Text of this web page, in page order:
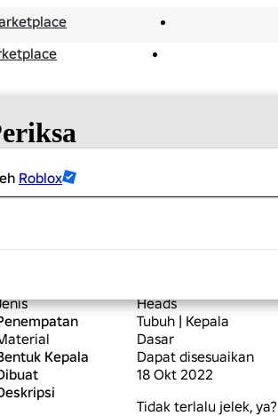
Roblox
Heads
Tubuh | Kepala
Dasar
Kepala
Dapat disesuaikan
18 Okt 2022
Tidak terlalu jelek, ya?